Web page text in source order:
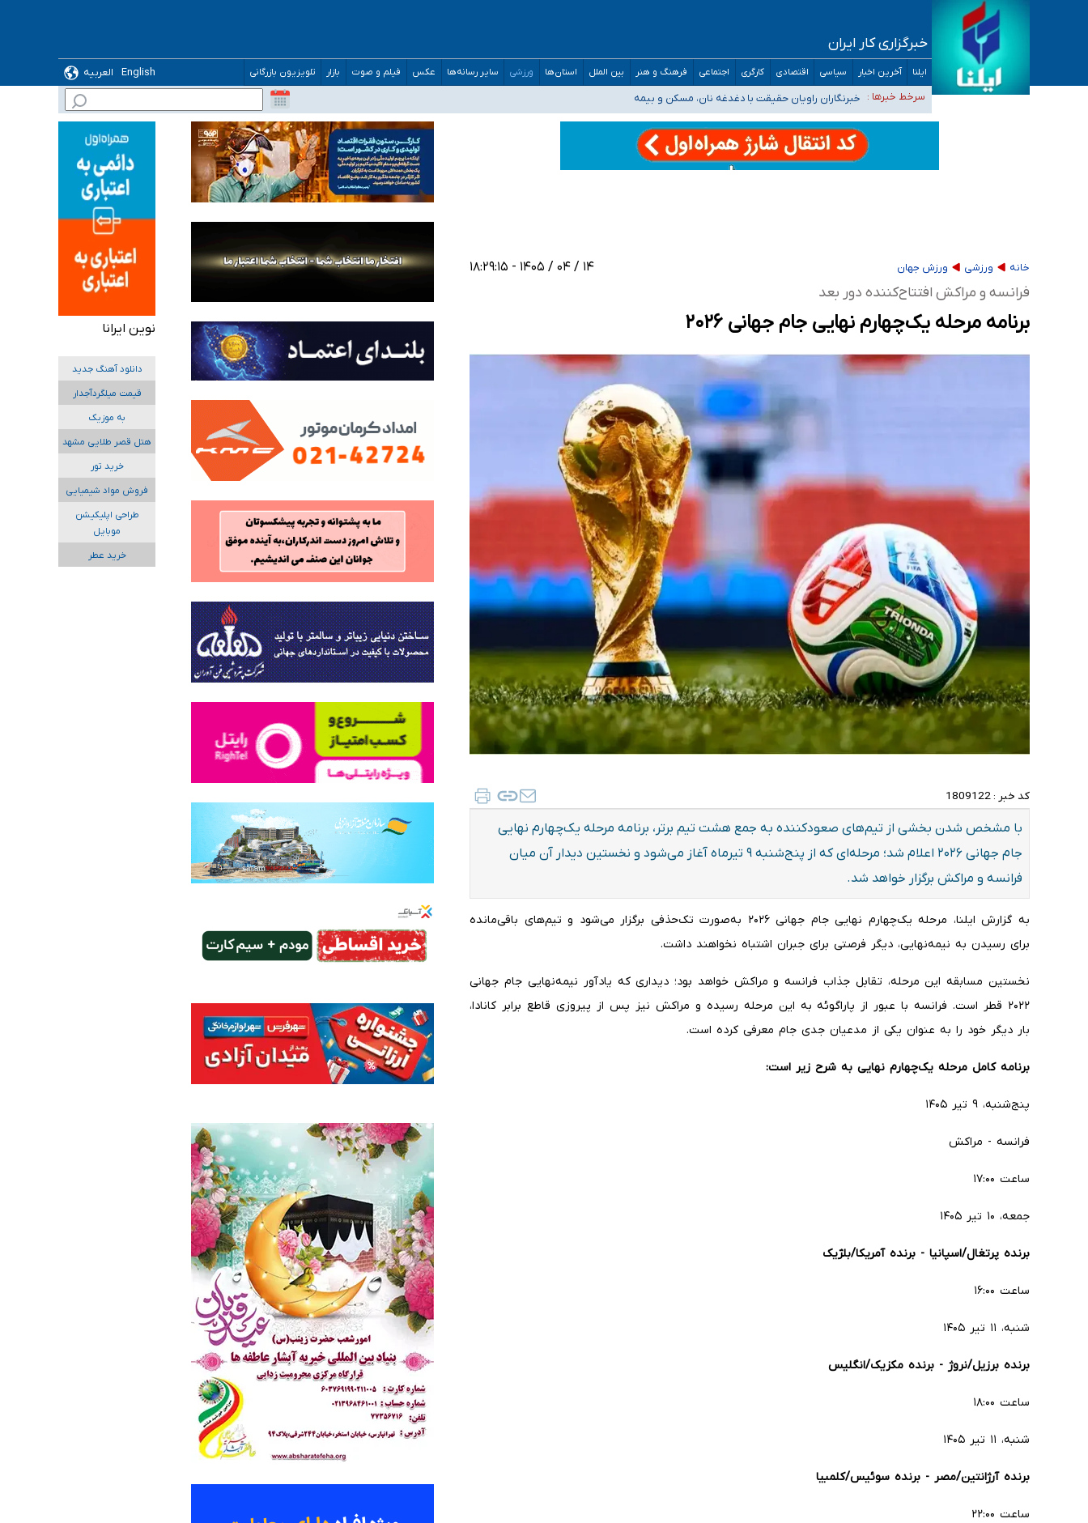
خبرگزاری کار ایران
ایلنا آخرین اخبار سیاسی اقتصادی کارگری اجتماعی فرهنگ و هنر بین الملل استان‌ها ورزشی سایر رسانه‌ها عکس فیلم و صوت بازار تلویزیون بازرگانی English
العربیه
سرخط خبرها :
تعویق آزمون ورودی دکترای تخصصی فرماندهی صحنه عملیات و دکترای تخصصی جغرافیای نظامی دافوس آجا
خبرنگاران راویان حقیقت با دغدغه نان، مسکن و بیمه
آخرین وضعیت شیوع عفونت‌های تنفسی در کشور/ خوزستان و کرمان بالاتر از آستانه هشدار
هیچ پرستاری بازداشت یا اخراج نشده است/ از رئیس جمهور خواستیم ورود کند
ثبت‌نام بخش عمده دانش‌آموزان مدارس ایرانی امارات در کشور/ درباره محصلان باقی‌مانده در دبی متناسب با شرایط جدید تصمیم‌گیری می‌شود
خانه ورزشی ورزش جهان ۱۴ / ۰۴ / ۱۴۰۵ - ۱۸:۲۹:۱۵
فرانسه و مراکش افتتاح‌کننده دور بعد
برنامه مرحله یک‌چهارم نهایی جام جهانی ۲۰۲۶
کد خبر : 1809122
با مشخص شدن بخشی از تیم‌های صعودکننده به جمع هشت تیم برتر، برنامه مرحله یک‌چهارم نهایی
جام جهانی ۲۰۲۶ اعلام شد؛ مرحله‌ای که از پنج‌شنبه ۹ تیرماه آغاز می‌شود و نخستین دیدار آن میان
فرانسه و مراکش برگزار خواهد شد.
به گزارش ایلنا، مرحله یک‌چهارم نهایی جام جهانی ۲۰۲۶ به‌صورت تک‌حذفی برگزار می‌شود و تیم‌های باقی‌مانده
برای رسیدن به نیمه‌نهایی، دیگر فرصتی برای جبران اشتباه نخواهند داشت.
نخستین مسابقه این مرحله، تقابل جذاب فرانسه و مراکش خواهد بود؛ دیداری که یادآور نیمه‌نهایی جام جهانی
۲۰۲۲ قطر است. فرانسه با عبور از پاراگوئه به این مرحله رسیده و مراکش نیز پس از پیروزی قاطع برابر کانادا،
بار دیگر خود را به عنوان یکی از مدعیان جدی جام معرفی کرده است.
برنامه کامل مرحله یک‌چهارم نهایی به شرح زیر است:
پنج‌شنبه، ۹ تیر ۱۴۰۵
فرانسه - مراکش
ساعت ۱۷:۰۰
جمعه، ۱۰ تیر ۱۴۰۵
برنده پرتغال/اسپانیا - برنده آمریکا/بلژیک
ساعت ۱۶:۰۰
شنبه، ۱۱ تیر ۱۴۰۵
برنده برزیل/نروژ - برنده مکزیک/انگلیس
ساعت ۱۸:۰۰
شنبه، ۱۱ تیر ۱۴۰۵
برنده آرژانتین/مصر - برنده سوئیس/کلمبیا
ساعت ۲۲:۰۰
نوین ایرانا
دانلود آهنگ جدید
قیمت میلگردآجدار
به موزیک
هتل قصر طلایی مشهد
خرید تور
فروش مواد شیمیایی
طراحی اپلیکیشن
موبایل
خرید عطر